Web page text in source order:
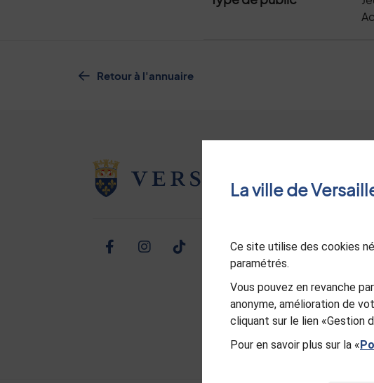
Retour à l'annuaire
Facebook
Instagram
TikTokTwitterLinkedin
4,
nous
La ville de
Ce site utilise des cookies
paramétrés.
Vous pouvez en revanche
anonyme, amélioration de
cliquant sur le lien «Gestion
Pour en savoir plus sur la «